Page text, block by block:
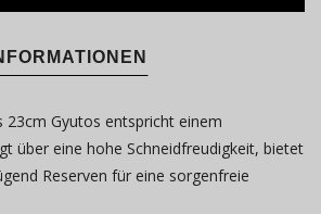
23cm Gyutos entspricht einem
über eine hohe Schneidfreudigkeit, bietet
Reserven für eine sorgenfreie